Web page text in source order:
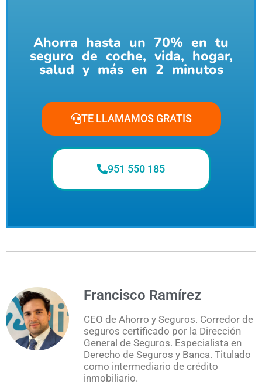
Ahorra hasta un 70% en tu
seguro de coche, vida, hogar,
salud y más en 2 minutos
TE LLAMAMOS GRATIS
951 550 185
Francisco Ramírez
CEO de Ahorro y Seguros. Corredor de
seguros certificado por la Dirección
General de Seguros. Especialista en
Derecho de Seguros y Banca. Titulado
como intermediario de crédito
inmobiliario.